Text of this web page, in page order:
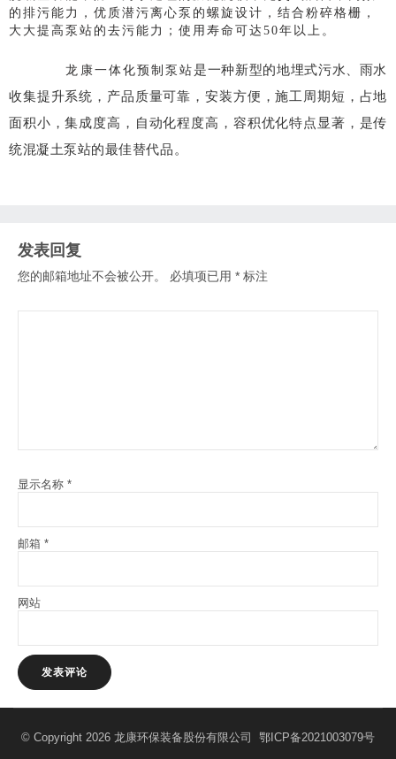
的排污能力，优质潜污离心泵的螺旋设计，结合粉碎格栅，
大大提高泵站的去污能力；使用寿命可达50年以上。
龙康一体化预制泵站 是一种新型的地埋式污水、雨水
收集提升系统，产品质量可靠，安装方便，施工周期短，占地
面积小，集成度高，自动化程度高，容积优化特点显著，是传
统混凝土泵站的最佳替代品。
发表回复
您的邮箱地址不会被公开。 必填项已用 * 标注
显示名称 *
邮箱 *
网站
© Copyright 2026 龙康环保装备股份有限公司 鄂ICP备2021003079号